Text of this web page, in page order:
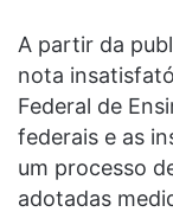
A partir da
nota
Federal de
federais e as
um processo
adotadas